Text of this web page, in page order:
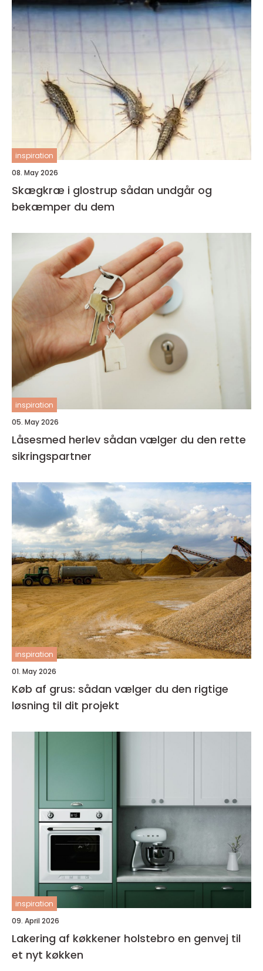
inspiration
08. May 2026
Skægkræ i glostrup sådan undgår og
bekæmper du dem
inspiration
05. May 2026
Låsesmed herlev sådan vælger du den rette
sikringspartner
inspiration
01. May 2026
Køb af grus: sådan vælger du den rigtige
løsning til dit projekt
inspiration
09. April 2026
Lakering af køkkener holstebro en genvej til
et nyt køkken